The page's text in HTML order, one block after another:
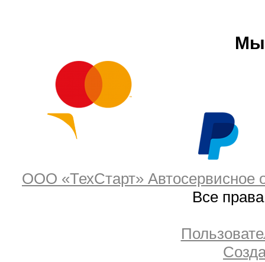
Мы
ООО «ТехСтарт» Автосервисное
Все